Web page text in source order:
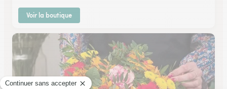
Voir la boutique